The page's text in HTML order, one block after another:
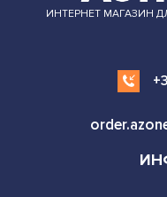
ИНТЕРНЕТ МАГАЗИН